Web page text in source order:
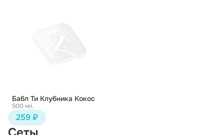
Бабл Ти Клубника Кокос
500 мл.
259 ₽